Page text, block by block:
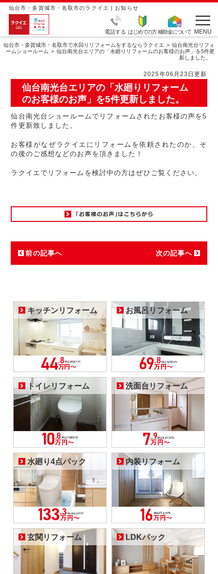
仙台市・多賀城市・名取市のラクイエ | お知らせ
電話する はじめての方補助金について MENU
仙台市・多賀城市・名取市で水回りリフォームをするならラクイエ
仙台南光台リフォ
ームショールーム
仙台南光台エリアの「水廻りリフォームのお客様のお声」を5件更
新しました。
2025年06月23日更新
仙台南光台エリアの「水廻りリフォーム
のお客様のお声」を5件更新しました。
仙台南光台ショールームでリフォームされたお客様の声を5
件更新致しました。
お客様がなぜラクイエにリフォームを依頼されたのか、そ
の後のご感想などのお声を頂きました！
ラクイエでリフォームを検討中の方はぜひご覧ください。
前の記事へ 次の記事へ
キッチンリフォーム お風呂リフォーム
トイレリフォーム 洗面台リフォーム
水廻り4点パック 内装リフォーム
玄関リフォーム LDKパック